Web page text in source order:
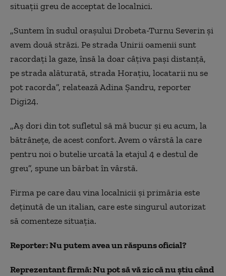
situaţii greu de acceptat de localnici.
„Suntem în sudul orașului Drobeta-Turnu Severin și
avem două străzi. Pe strada Unirii oamenii sunt
racordați la gaze, însă la doar câțiva pași distanță,
pe strada alăturată, strada Horațiu, locatarii nu se
pot racorda”, relatează Adina Șandru, reporter
Digi24.
„Aș dori din tot sufletul să mă bucur și eu acum, la
bătrânețe, de acest confort. Avem o vârstă la care
pentru noi o butelie urcată la etajul 4 e destul de
greu”, spune un bărbat în vârstă.
Firma pe care dau vina localnicii şi primăria este
deţinută de un italian, care este singurul autorizat
să comenteze situaţia.
Reporter: Nu putem avea un răspuns oficial?
Reprezentant firmă: Nu pot să vă zic că nu ştiu când